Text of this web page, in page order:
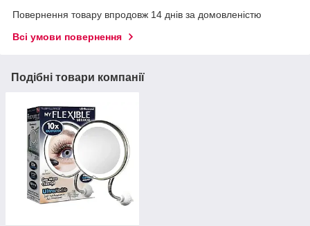
Повернення товару впродовж 14 днів за домовленістю
Всі умови повернення
Подібні товари компанії